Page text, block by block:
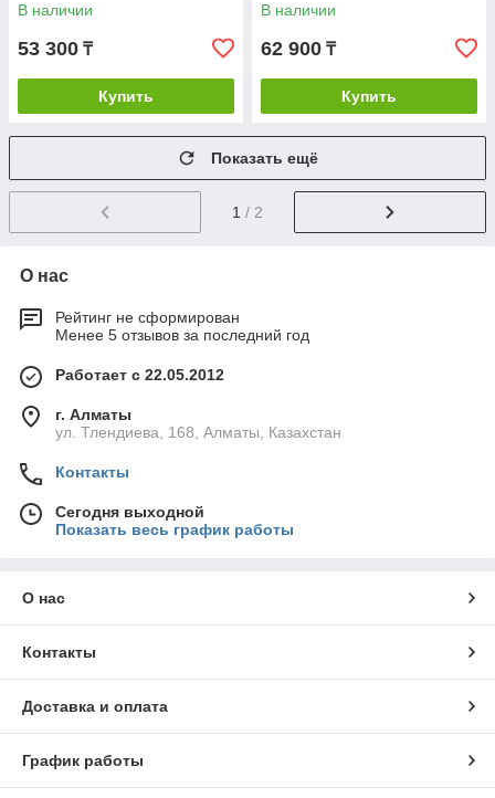
В наличии
53 300 ₸
Купить
В наличии
62 900 ₸
Купить
Показать ещё
1 / 2
О нас
Рейтинг не сформирован
Менее 5 отзывов за последний год
Работает с 22.05.2012
г. Алматы
ул. Тлендиева, 168, Алматы, Казахстан
Контакты
Сегодня выходной
Показать весь график работы
О нас
Контакты
Доставка и оплата
График работы